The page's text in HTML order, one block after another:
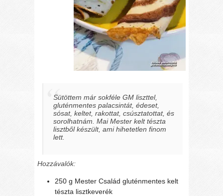
Sütöttem már sokféle GM liszttel,
gluténmentes palacsintát, édeset,
sósat, keltet, rakottat, csúsztatottat, és
sorolhatnám. Mai Mester kelt tészta
lisztből készült, ami hihetetlen finom
lett.
Hozzávalók:
250 g Mester Család gluténmentes kelt
tészta lisztkeverék